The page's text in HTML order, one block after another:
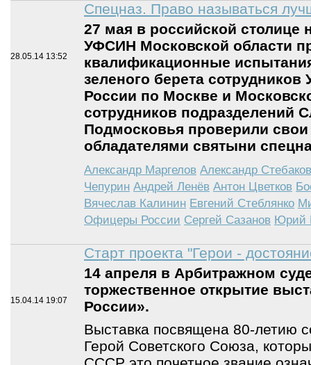
28.05.14 13:52
Спецназ. Право называться
27 мая в российской
УФСИН Московской области
квалификационные
зеленого берета
России по Москве и
сотрудников подразделений
Подмосковья проверили свои
обладателями святыни
Александр Маргелов Александр Стебаков
Чепурин Андрей Ленёв Антон Цветков
Вячеслав Калинин Евгений Стеблянко
Офицеры России Сергей Сазанов Юрий
15.04.14 19:07
Старт проекта "Герои -
14 апреля в Арбитражном
торжественное открытие
России».
Выставка посвящена 80-летию
Герой Советского Союза,